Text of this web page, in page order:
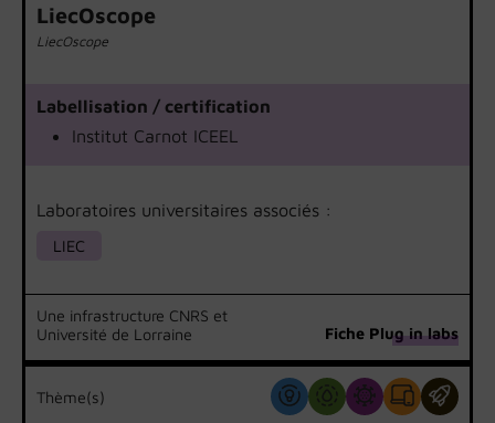
LiecOscope
LiecOscope
Labellisation / certification
Institut Carnot ICEEL
Laboratoires universitaires associés :
LIEC
Une infrastructure CNRS et
Université de Lorraine
Fiche Plug in labs
Thème(s)